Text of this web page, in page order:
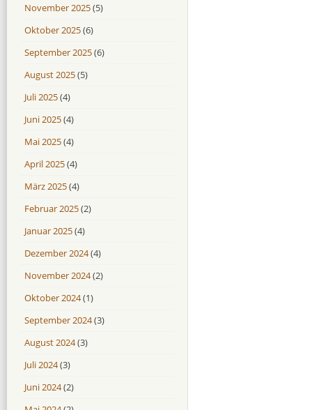
November 2025(5)
Oktober 2025(6)
September 2025(6)
August 2025(5)
Juli 2025(4)
Juni 2025(4)
Mai 2025(4)
April 2025(4)
März 2025(4)
Februar 2025(2)
Januar 2025(4)
Dezember 2024(4)
November 2024(2)
Oktober 2024(1)
September 2024(3)
August 2024(3)
Juli 2024(3)
Juni 2024(2)